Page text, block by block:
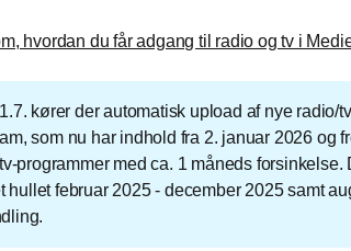
hvordan du får adgang til radio og tv i
kører der automatisk upload af nye radio/
som nu har indhold fra 2. januar 2026 og
programmer med ca. 1 måneds forsinkelse.
hullet februar 2025 - december 2025 samt